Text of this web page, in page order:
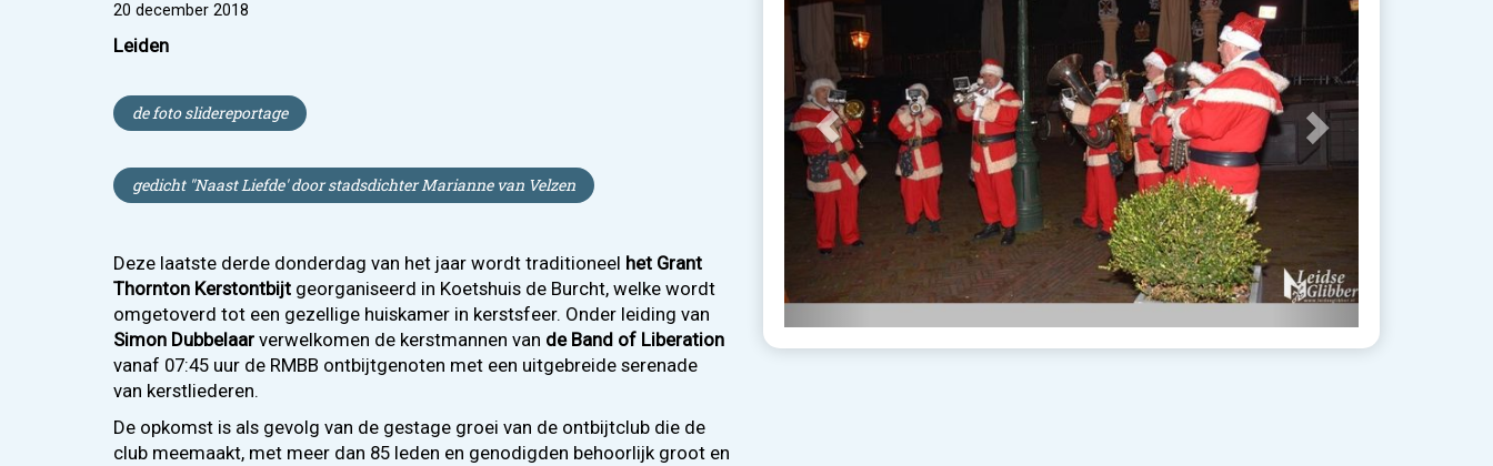
20 december 2018
Leiden
de foto slidereportage
gedicht "Naast Liefde' door stadsdichter Marianne van Velzen
Deze laatste derde donderdag van het jaar wordt traditioneel het Grant
Thornton Kerstontbijt georganiseerd in Koetshuis de Burcht, welke wordt
omgetoverd tot een gezellige huiskamer in kerstsfeer. Onder leiding van
Simon Dubbelaar verwelkomen de kerstmannen van de Band of Liberation
vanaf 07:45 uur de RMBB ontbijtgenoten met een uitgebreide serenade
van kerstliederen.
De opkomst is als gevolg van de gestage groei van de ontbijtclub die de
club meemaakt, met meer dan 85 leden en genodigden behoorlijk groot en